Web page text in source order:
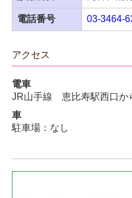
電話番号 03-3464-
アクセス
電車
JR山手線 恵比寿駅西口か
車
駐車場：なし